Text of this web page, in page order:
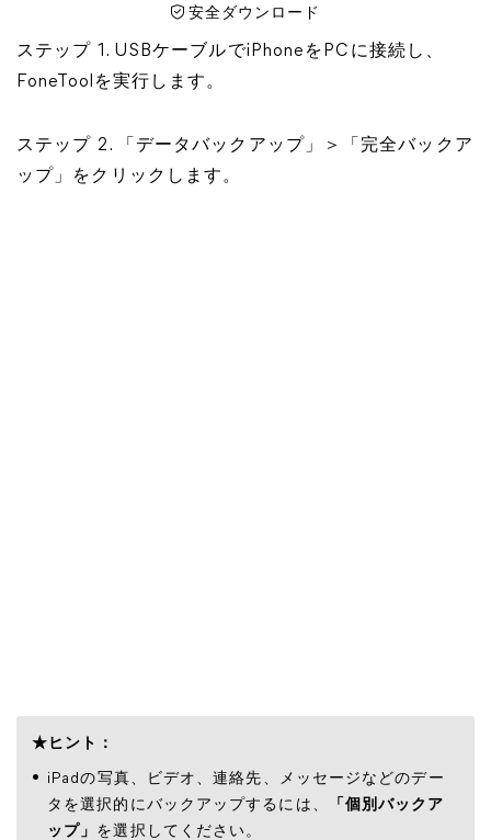
安全ダウンロード
ステップ 1. USBケーブルでiPhoneをPCに接続し、
FoneToolを実行します。
ステップ 2. 「データバックアップ」＞「完全バックア
ップ」をクリックします。
★ヒント：
iPadの写真、ビデオ、連絡先、メッセージなどのデー
タを選択的にバックアップするには、
「個別バックア
ップ」 を選択してください。